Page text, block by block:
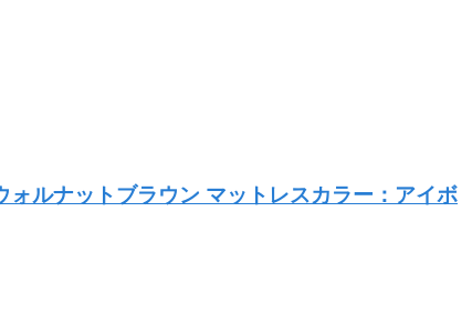
ルナットブラウン マットレスカラー：アイボ